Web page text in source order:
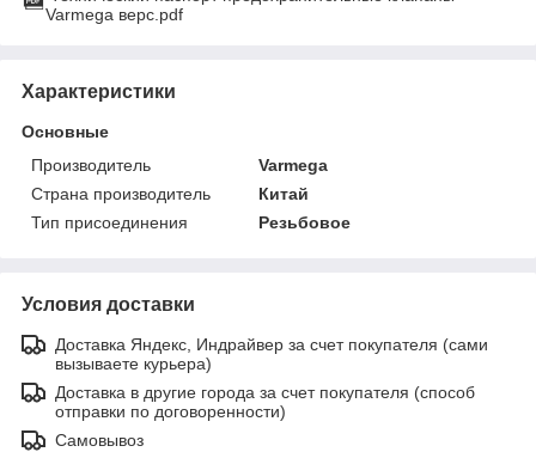
Varmega верс.pdf
Характеристики
Основные
Производитель
Varmega
Страна производитель
Китай
Тип присоединения
Резьбовое
Условия доставки
Доставка Яндекс, Индрайвер за счет покупателя (сами
вызываете курьера)
Доставка в другие города за счет покупателя (способ
отправки по договоренности)
Самовывоз